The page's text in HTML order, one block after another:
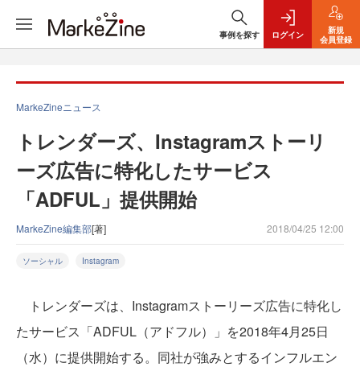
事例を探す ログイン
新規
会員登録
MarkeZineニュース
トレンダーズ、Instagramストーリ
ーズ広告に特化したサービス
「ADFUL」提供開始
MarkeZine編集部[著] 2018/04/25 12:00
ソーシャル Instagram
トレンダーズは、Instagramストーリーズ広告に特化し
たサービス「ADFUL（アドフル）」を2018年4月25日
（水）に提供開始する。同社が強みとするインフルエン